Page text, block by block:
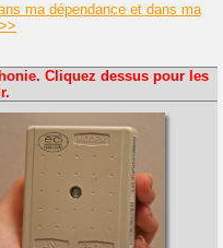
ma dépendance et dans ma
Cliquez dessus pour les